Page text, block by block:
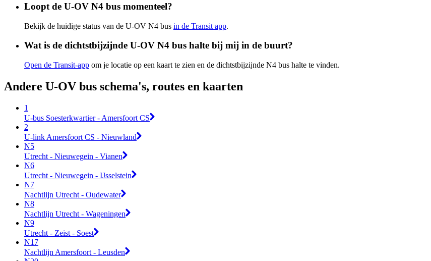
Loopt de U-OV N4 bus momenteel?
Bekijk de huidige status van de U-OV N4 bus in de Transit app.
Wat is de dichtstbijzijnde U-OV N4 bus halte bij mij in de buurt?
Open de Transit-app om je locatie op een kaart te zien en de dichtstbijzijnde N4 bus halte te vinden.
Andere U-OV bus schema's, routes en kaarten
1
U-bus Soesterkwartier - Amersfoort CS
2
U-link Amersfoort CS - Nieuwland
N5
Utrecht - Nieuwegein - Vianen
N6
Utrecht - Nieuwegein - IJsselstein
N7
Nachtlijn Utrecht - Oudewater
N8
Nachtlijn Utrecht - Wageningen
N9
Utrecht - Zeist - Soest
N17
Nachtlijn Amersfoort - Leusden